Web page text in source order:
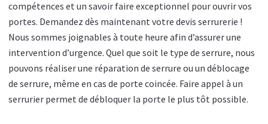
compétences et un savoir faire exceptionnel pour ouvrir vos
portes. Demandez dès maintenant votre devis serrurerie !
Nous sommes joignables à toute heure afin d’assurer une
intervention d’urgence. Quel que soit le type de serrure, nous
pouvons réaliser une réparation de serrure ou un déblocage
de serrure, même en cas de porte coincée. Faire appel à un
serrurier permet de débloquer la porte le plus tôt possible.